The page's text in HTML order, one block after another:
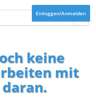
Einloggen/Anmelden
keine
mit